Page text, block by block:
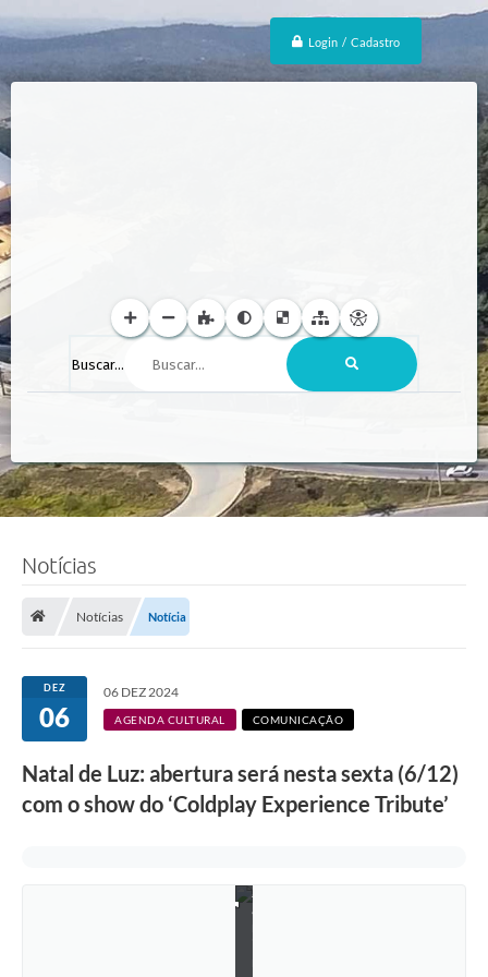
Login / Cadastro
Buscar...
Notícias
Notícias Notícia
DEZ
06
06 DEZ 2024
AGENDA CULTURAL COMUNICAÇÃO
Natal de Luz: abertura será nesta sexta (6/12)
com o show do ‘Coldplay Experience Tribute’
F
a